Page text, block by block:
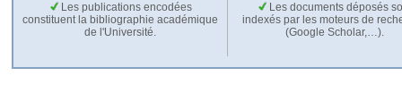
Les publications encodées
constituent la bibliographie académique
de l'Université.
Les documents déposés
indexés par les moteurs de
(Google Scholar,…).